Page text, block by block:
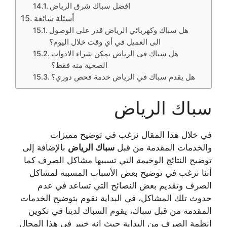
افضل سباك شرق الرياض
هل سباك وكهربائي الرياض قدر على الوصول
الى العميل في أي وقت خلال اليوم؟
هل سباك في الرياض يمكن شراء الادوات
الصحية منه فقط؟
هل يقدم سباك في الرياض خدمة فحص دوري؟
سباك الرياض
في خلال هذا المقال نرغب في توضيح مميزات
والخدمات المقدمة من قبل سباك الرياض بالإضافة إلى
توضيح النتائج الوخيمة التي تسببها مشاكل الصرف كما
أننا نرغب في توضيح بعض الأسباب المسببة لمشاكل
الصرف وتقديم بعض النصائح التي تساعد في عدم
حدوث تلك المشاكل، في البداية نقوم بتوضيح الخدمات
المقدمة من قبل سباك، يقوم السباك لدينا في تكوين
انظمة الصرف من البداية حيث انه خبير في هذا المجال